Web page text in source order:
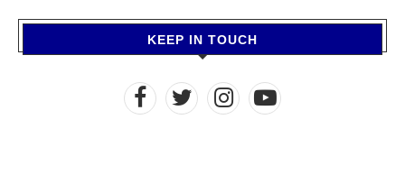
KEEP IN TOUCH